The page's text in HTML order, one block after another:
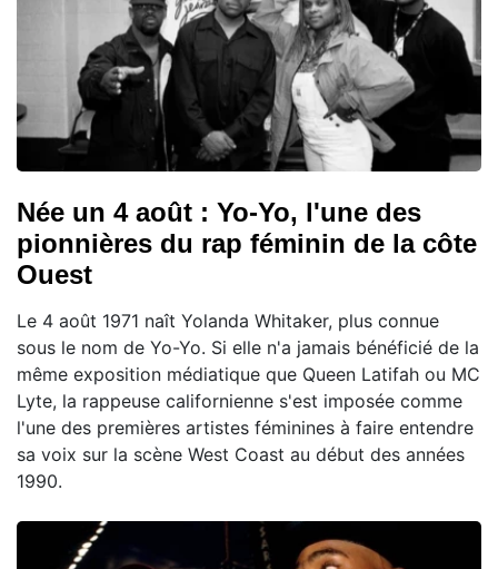
Née un 4 août : Yo-Yo, l'une des
pionnières du rap féminin de la côte
Ouest
Le 4 août 1971 naît Yolanda Whitaker, plus connue
sous le nom de Yo-Yo. Si elle n'a jamais bénéficié de la
même exposition médiatique que Queen Latifah ou MC
Lyte, la rappeuse californienne s'est imposée comme
l'une des premières artistes féminines à faire entendre
sa voix sur la scène West Coast au début des années
1990.